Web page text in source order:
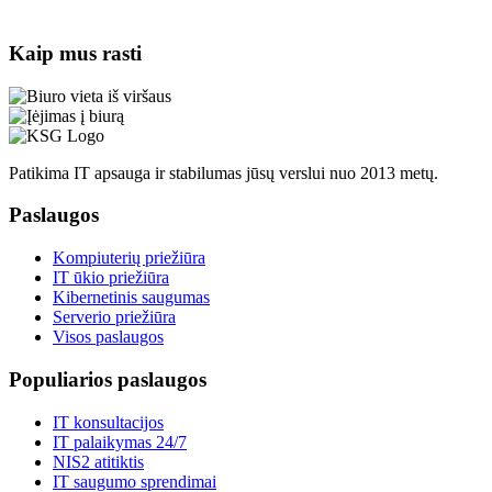
Kaip mus rasti
Patikima IT apsauga ir stabilumas jūsų verslui nuo 2013 metų.
Paslaugos
Kompiuterių priežiūra
IT ūkio priežiūra
Kibernetinis saugumas
Serverio priežiūra
Visos paslaugos
Populiarios paslaugos
IT konsultacijos
IT palaikymas 24/7
NIS2 atitiktis
IT saugumo sprendimai